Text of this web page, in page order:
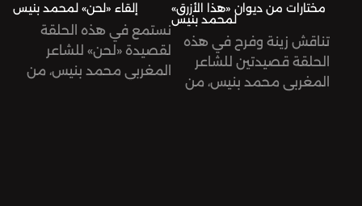
إلقاء «لحن» لمحمد بنيس
نستمع في هذه الحلقة
لقصيدة «لحن» للشاعر
المغربي محمد بنيس، من
مختارات من ديوان «هذا الأزرق»
لمحمد بنيس
تناقش زينة وفرح في هذه
الحلقة قصيدتين للشاعر
المغربي محمد بنيس، من